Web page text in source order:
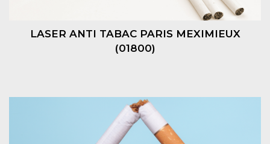
LASER ANTI TABAC PARIS MEXIMIEUX
(01800)